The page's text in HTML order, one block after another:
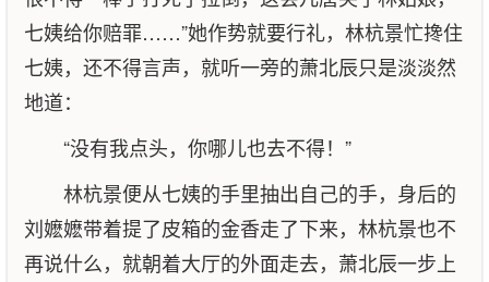
七姨给你赔罪……”她作势就要行礼，林杭景忙搀住
七姨，还不得言声，就听一旁的萧北辰只是淡淡然
地道：
“没有我点头，你哪儿也去不得！”
林杭景便从七姨的手里抽出自己的手，身后的
刘嬷嬷带着提了皮箱的金香走了下来，林杭景也不
再说什么，就朝着大厅的外面走去，萧北辰一步上